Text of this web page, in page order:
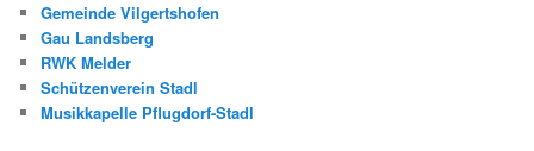
Gemeinde Vilgertshofen
Gau Landsberg
RWK Melder
Schützenverein Stadl
Musikkapelle Pflugdorf-Stadl